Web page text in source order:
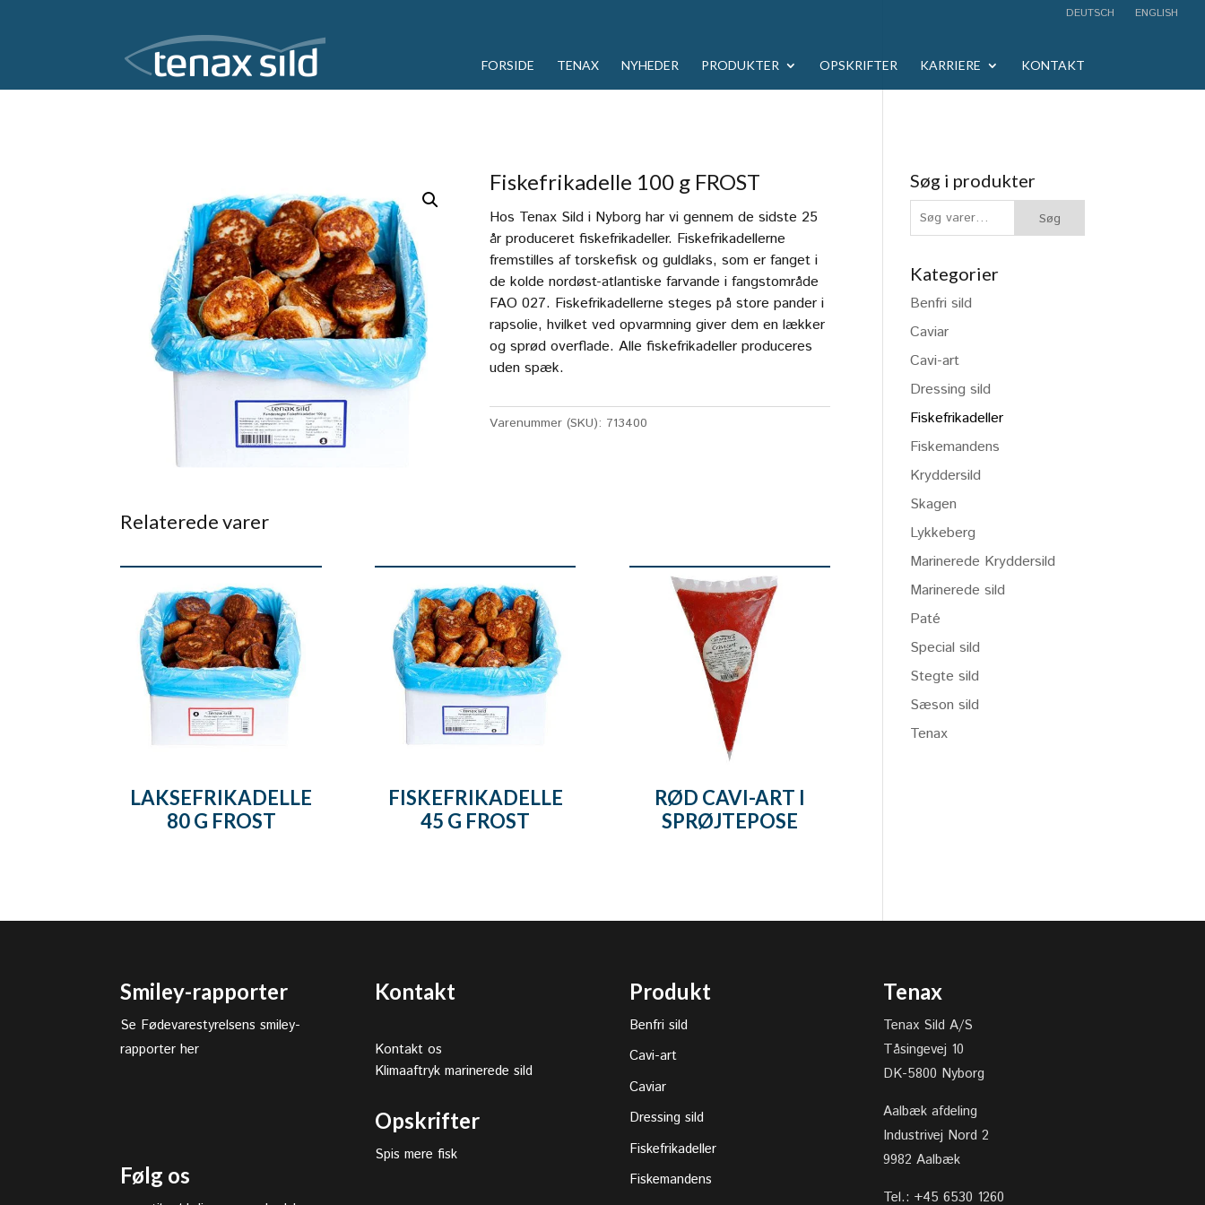
DEUTSCH ENGLISH
FORSIDE TENAX NYHEDER PRODUKTER OPSKRIFTER KARRIERE KONTAKT
Fiskefrikadelle 100 g FROST
Hos Tenax Sild i Nyborg har vi gennem de sidste 25
år produceret fiskefrikadeller. Fiskefrikadellerne
fremstilles af torskefisk og guldlaks, som er fanget i
de kolde nordøst-atlantiske farvande i fangstområde
FAO 027. Fiskefrikadellerne steges på store pander i
rapsolie, hvilket ved opvarmning giver dem en lækker
og sprød overflade. Alle fiskefrikadeller produceres
uden spæk.
Varenummer (SKU): 713400
Relaterede varer
LAKSEFRIKADELLE
80 G FROST
FISKEFRIKADELLE
45 G FROST
RØD CAVI-ART I
SPRØJTEPOSE
Søg i produkter
efter:
Søg
Kategorier
Benfri sild
Caviar
Cavi-art
Dressing sild
Fiskefrikadeller
Fiskemandens
Kryddersild
Skagen
Lykkeberg
Marinerede Kryddersild
Marinerede sild
Paté
Special sild
Stegte sild
Sæson sild
Tenax
Smiley-rapporter
Se Fødevarestyrelsens smiley-
rapporter her
Følg os
Kontakt
Kontakt os
Klimaaftryk marinerede sild
Opskrifter
Spis mere fisk
Produkt
Benfri sild
Cavi-art
Caviar
Dressing sild
Fiskefrikadeller
Fiskemandens
Tenax
Tenax Sild A/S
Tåsingevej 10
DK-5800 Nyborg
Aalbæk afdeling
Industrivej Nord 2
9982 Aalbæk
Tel.: +45 6530 1260